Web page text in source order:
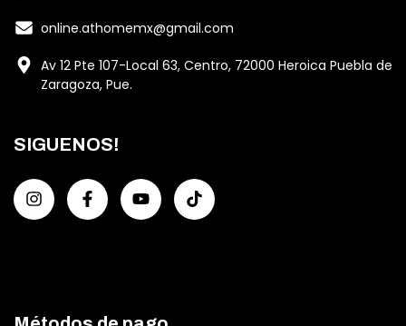
online.athomemx@gmail.com
Av 12 Pte 107-Local 63, Centro, 72000 Heroica Puebla de
Zaragoza, Pue.
SIGUENOS!